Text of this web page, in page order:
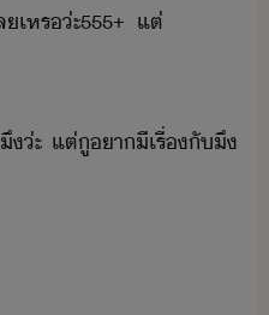
เหร​่ะ​555+​ ​ ​แต่
​่ะ​ ​แต่​ู​า​ีเรื่​ั​ึ​